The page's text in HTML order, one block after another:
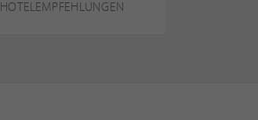
HOTELEMPFEHLUNGEN